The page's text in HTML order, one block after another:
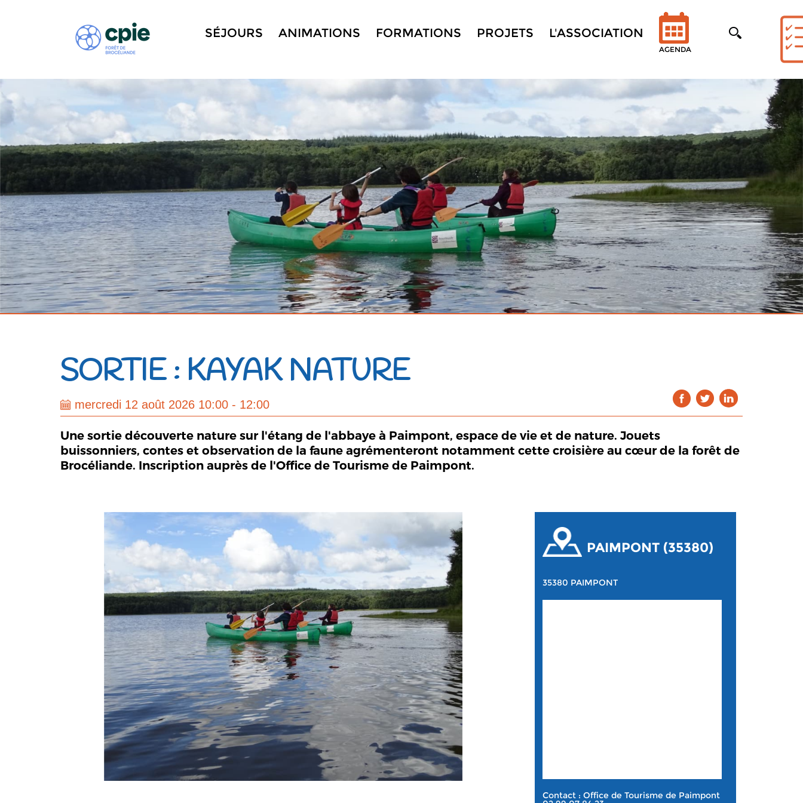
SÉJOURS ANIMATIONS FORMATIONS PROJETS L'ASSOCIATION
AGENDA
SORTIE : KAYAK NATURE
mercredi 12 août 2026 10:00 - 12:00
Une sortie découverte nature sur l'étang de l'abbaye à Paimpont, espace de vie et de nature. Jouets
buissonniers, contes et observation de la faune agrémenteront notamment cette croisière au cœur de la forêt de
Brocéliande. Inscription auprès de l'Office de Tourisme de Paimpont.
PAIMPONT (35380)
35380 PAIMPONT
Contact : Office de Tourisme de Paimpont